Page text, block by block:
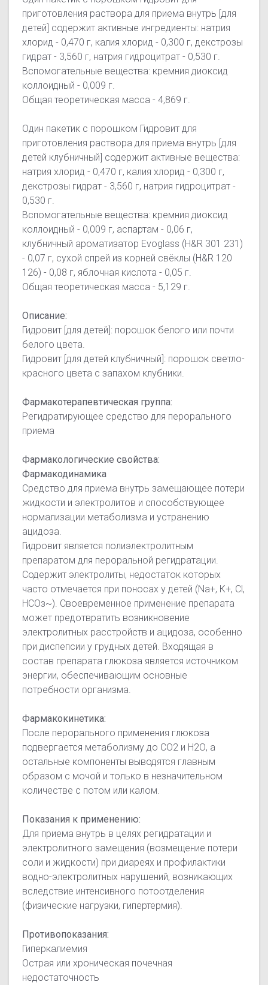
приготовления раствора для приема внутрь [для
детей] содержит активные ингредиенты: натрия
хлорид - 0,470 г, калия хлорид - 0,300 г, декстрозы
гидрат - 3,560 г, натрия гидроцитрат - 0,530 г.
Вспомогательные вещества: кремния диоксид
коллоидный - 0,009 г.
Общая теоретическая масса - 4,869 г.
Один пакетик с порошком Гидровит для
приготовления раствора для приема внутрь [для
детей клубничный] содержит активные вещества:
натрия хлорид - 0,470 г, калия хлорид - 0,300 г,
декстрозы гидрат - 3,560 г, натрия гидроцитрат -
0,530 г.
Вспомогательные вещества: кремния диоксид
коллоидный - 0,009 г, аспартам - 0,06 г,
клубничный ароматизатор Evoglass (H&R 301 231)
- 0,07 г, сухой спрей из корней свёклы (H&R 120
126) - 0,08 г, яблочная кислота - 0,05 г.
Общая теоретическая масса - 5,129 г.
Описание:
Гидровит [для детей]: порошок белого или почти
белого цвета.
Гидровит [для детей клубничный]: порошок светло-
красного цвета с запахом клубники.
Фармакотерапевтическая группа:
Регидратирующее средство для перорального
приема
Фармакологические свойства:
Фармакодинамика
Средство для приема внутрь замещающее потери
жидкости и электролитов и способствующее
нормализации метаболизма и устранению
ацидоза.
Гидровит является полиэлектролитным
препаратом для пероральной регидратации.
Содержит электролиты, недостаток которых
часто отмечается при поносах у детей (Na+, К+, Сl,
НСОз~). Своевременное применение препарата
может предотвратить возникновение
электролитных расстройств и ацидоза, особенно
при диспепсии у грудных детей. Входящая в
состав препарата глюкоза является источником
энергии, обеспечивающим основные
потребности организма.
Фармакокинетика:
После перорального применения глюкоза
подвергается метаболизму до СО2 и Н2О, а
остальные компоненты выводятся главным
образом с мочой и только в незначительном
количестве с потом или калом.
Показания к применению:
Для приема внутрь в целях регидратации и
электролитного замещения (возмещение потери
соли и жидкости) при диареях и профилактики
водно-электролитных нарушений, возникающих
вследствие интенсивного потоотделения
(физические нагрузки, гипертермия).
Противопоказания:
Гиперкалиемия
Острая или хроническая почечная
недостаточность